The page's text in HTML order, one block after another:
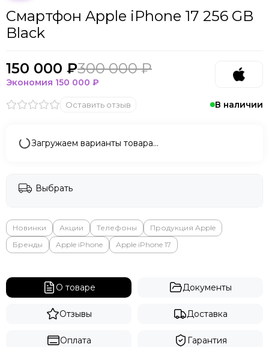
Oukitel
Pico
POCO
Sony
Valve
Whoop
ZTE
В наличии
Смартфон Apple iPhone 17 256 GB
Black
Оставить отзыв
150 000 ₽300 000 ₽
Экономия 150 000 ₽
Загружаем варианты товара…
Выбрать
Новинки Акции Телефоны
Продукция Apple
Бренды
Apple iPhone Apple iPhone 17
О товаре Документы
Отзывы Доставка
Оплата Гарантия